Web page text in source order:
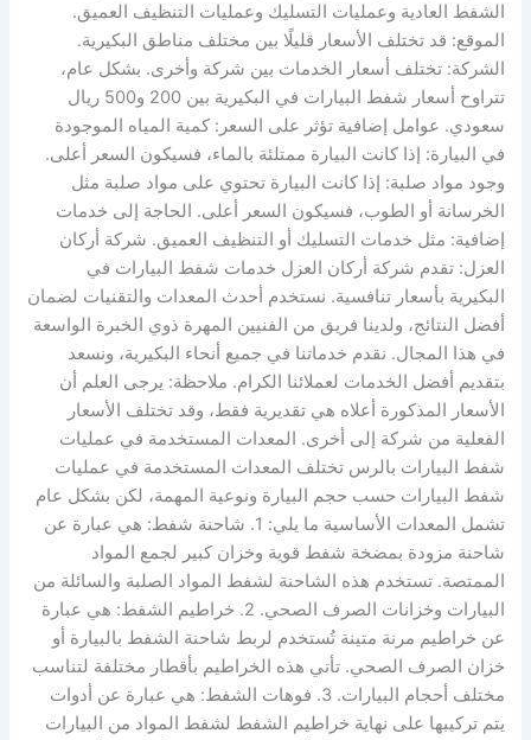
الشفط العادية وعمليات التسليك وعمليات التنظيف العميق.
الموقع: قد تختلف الأسعار قليلًا بين مختلف مناطق البكيرية.
الشركة: تختلف أسعار الخدمات بين شركة وأخرى. بشكل عام،
تتراوح أسعار شفط البيارات في البكيرية بين 200 و500 ريال
سعودي. عوامل إضافية تؤثر على السعر: كمية المياه الموجودة
في البيارة: إذا كانت البيارة ممتلئة بالماء، فسيكون السعر أعلى.
وجود مواد صلبة: إذا كانت البيارة تحتوي على مواد صلبة مثل
الخرسانة أو الطوب، فسيكون السعر أعلى. الحاجة إلى خدمات
إضافية: مثل خدمات التسليك أو التنظيف العميق. شركة أركان
العزل: تقدم شركة أركان العزل خدمات شفط البيارات في
البكيرية بأسعار تنافسية. نستخدم أحدث المعدات والتقنيات لضمان
أفضل النتائج، ولدينا فريق من الفنيين المهرة ذوي الخبرة الواسعة
في هذا المجال. نقدم خدماتنا في جميع أنحاء البكيرية، ونسعد
بتقديم أفضل الخدمات لعملائنا الكرام. ملاحظة: يرجى العلم أن
الأسعار المذكورة أعلاه هي تقديرية فقط، وقد تختلف الأسعار
الفعلية من شركة إلى أخرى. المعدات المستخدمة في عمليات
شفط البيارات بالرس تختلف المعدات المستخدمة في عمليات
شفط البيارات حسب حجم البيارة ونوعية المهمة، لكن بشكل عام
تشمل المعدات الأساسية ما يلي: 1. شاحنة شفط: هي عبارة عن
شاحنة مزودة بمضخة شفط قوية وخزان كبير لجمع المواد
الممتصة. تستخدم هذه الشاحنة لشفط المواد الصلبة والسائلة من
البيارات وخزانات الصرف الصحي. 2. خراطيم الشفط: هي عبارة
عن خراطيم مرنة متينة تُستخدم لربط شاحنة الشفط بالبيارة أو
خزان الصرف الصحي. تأتي هذه الخراطيم بأقطار مختلفة لتناسب
مختلف أحجام البيارات. 3. فوهات الشفط: هي عبارة عن أدوات
يتم تركيبها على نهاية خراطيم الشفط لشفط المواد من البيارات